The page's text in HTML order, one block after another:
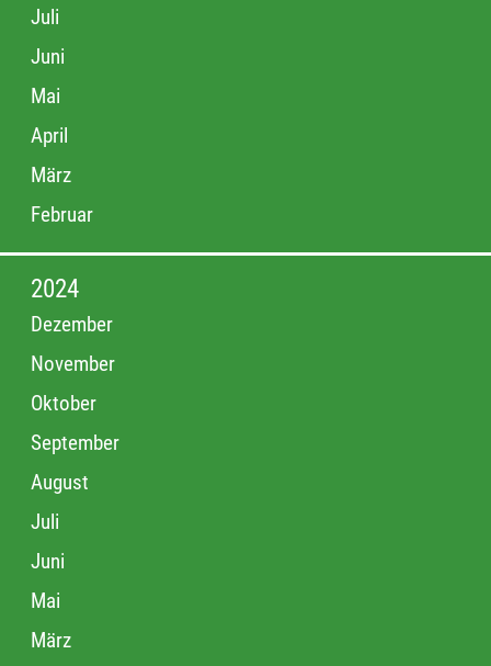
Juli
Juni
Mai
April
März
Februar
2024
Dezember
November
Oktober
September
August
Juli
Juni
Mai
März